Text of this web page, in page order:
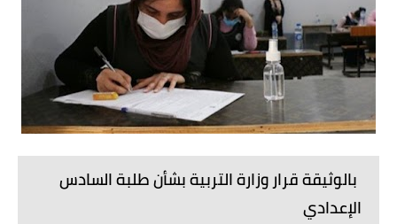
بالوثيقة قرار وزارة التربية بشأن طلبة السادس
الإعدادي